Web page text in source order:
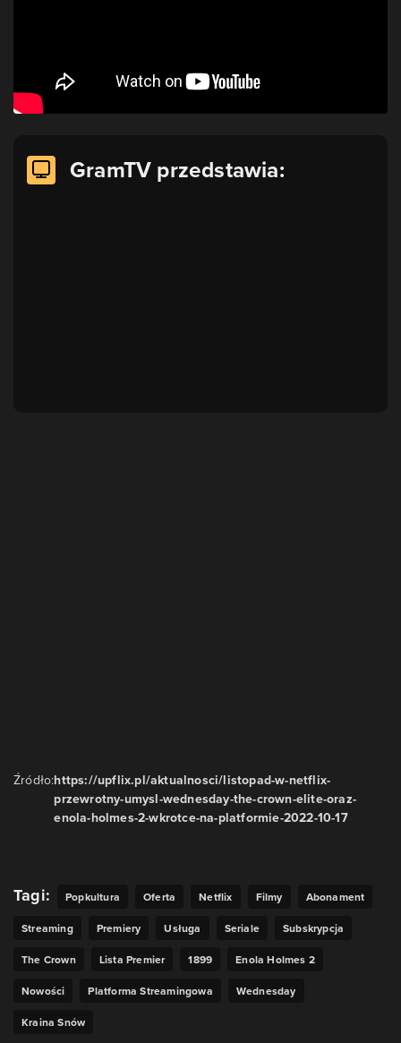
GramTV przedstawia:
Źródło:https://upflix.pl/aktualnosci/listopad-w-netflix-
przewrotny-umysl-wednesday-the-crown-elite-oraz-
enola-holmes-2-wkrotce-na-platformie-2022-10-17
Tagi: Popkultura Oferta Netflix Filmy Abonament
Streaming Premiery Usługa Seriale Subskrypcja
The Crown Lista Premier 1899 Enola Holmes 2
Nowości Platforma Streamingowa Wednesday
Kraina Snów